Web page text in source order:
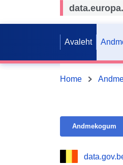
Avaleht
Home
Andmekogum